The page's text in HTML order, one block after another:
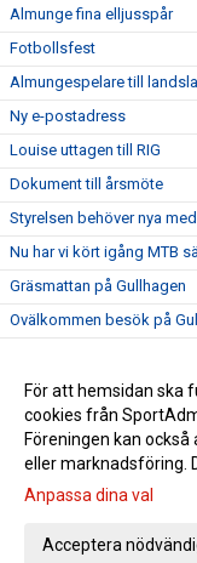
Almunge fina elljusspår
Fotbollsfest
Almungespelare till
Ny e-postadress
Louise uttagen till RIG
Dokument till årsmöte
Styrelsen behöver nya
Nu har vi kört igång MTB
Gräsmattan på Gullhagen
Ovälkommen besök på
Juni Söderström från
Nyklippt!
Gå
För att hemsidan ska
cookies från
Föreningen kan
eller marknadsföring.
Anpassa dina val
Acceptera